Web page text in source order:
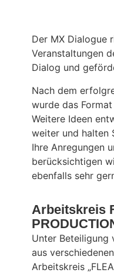
Der MX Dialogue
Veranstaltungen
Dialog und
Nach dem
wurde das
Weitere Ideen
weiter und halten
Ihre Anregungen
berücksichtigen
ebenfalls sehr
Arbeitskreis
Unter Beteiligung
aus
Arbeitskreis